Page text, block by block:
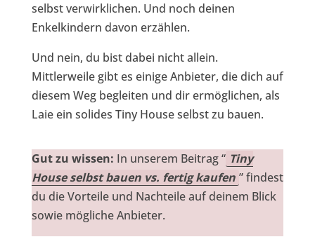
selbst verwirklichen. Und noch deinen
Enkelkindern davon erzählen.
Und nein, du bist dabei nicht allein.
Mittlerweile gibt es einige Anbieter, die dich auf
diesem Weg begleiten und dir ermöglichen, als
Laie ein solides Tiny House selbst zu bauen.
Gut zu wissen: In unserem Beitrag “ Tiny
House selbst bauen vs. fertig kaufen ” findest
du die Vorteile und Nachteile auf deinem Blick
sowie mögliche Anbieter.